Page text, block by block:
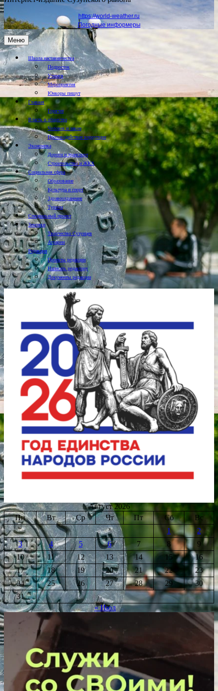
https://world-weather.ru
Погодные информеры
Меню
Школа наставничества
Подросток
Учимся
Мероприятия
Юнкоры пишут
Главная
Горячее
Власть и общество
Человек и закон
Противодействие коррупции
Экономика
Дороги и транспорт
Строительство и ЖКХ
Социальная сфера
Образование
Культура и спорт
Здравоохранение
Туризм
Специальный проект
Земляки
Творчество Сузунцев
Аграрии
Редакция
Проекты редакции
Написать редактору
Документы редакции
Август 2026
Пн
Вт Ср Чт Пт Сб
Вс
1
2
3
4 5 6 7 8
9
10
11 12 13 14 15
16
17
18 19 20 21 22
23
24
25 26 27 28 29
30
31
« Июл